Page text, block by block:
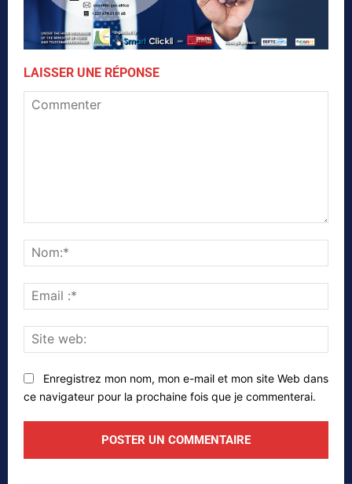
LAISSER UNE RÉPONSE
:*
web:
Enregistrez mon nom, mon e-mail et mon site Web dans
ce navigateur pour la prochaine fois que je commenterai.